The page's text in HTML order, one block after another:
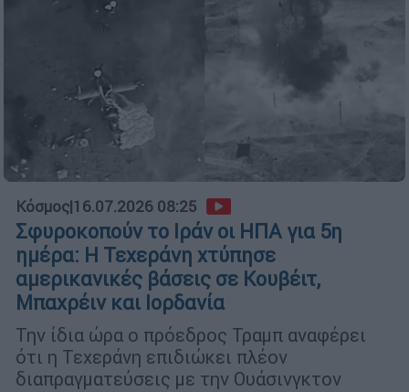
Κόσμος|16.07.2026 08:25
Σφυροκοπούν το Ιράν οι ΗΠΑ για 5η
ημέρα: Η Τεχεράνη χτύπησε
αμερικανικές βάσεις σε Κουβέιτ,
Μπαχρέιν και Ιορδανία
Την ίδια ώρα ο πρόεδρος Τραμπ αναφέρει
ότι η Τεχεράνη επιδιώκει πλέον
διαπραγματεύσεις με την Ουάσινγκτον